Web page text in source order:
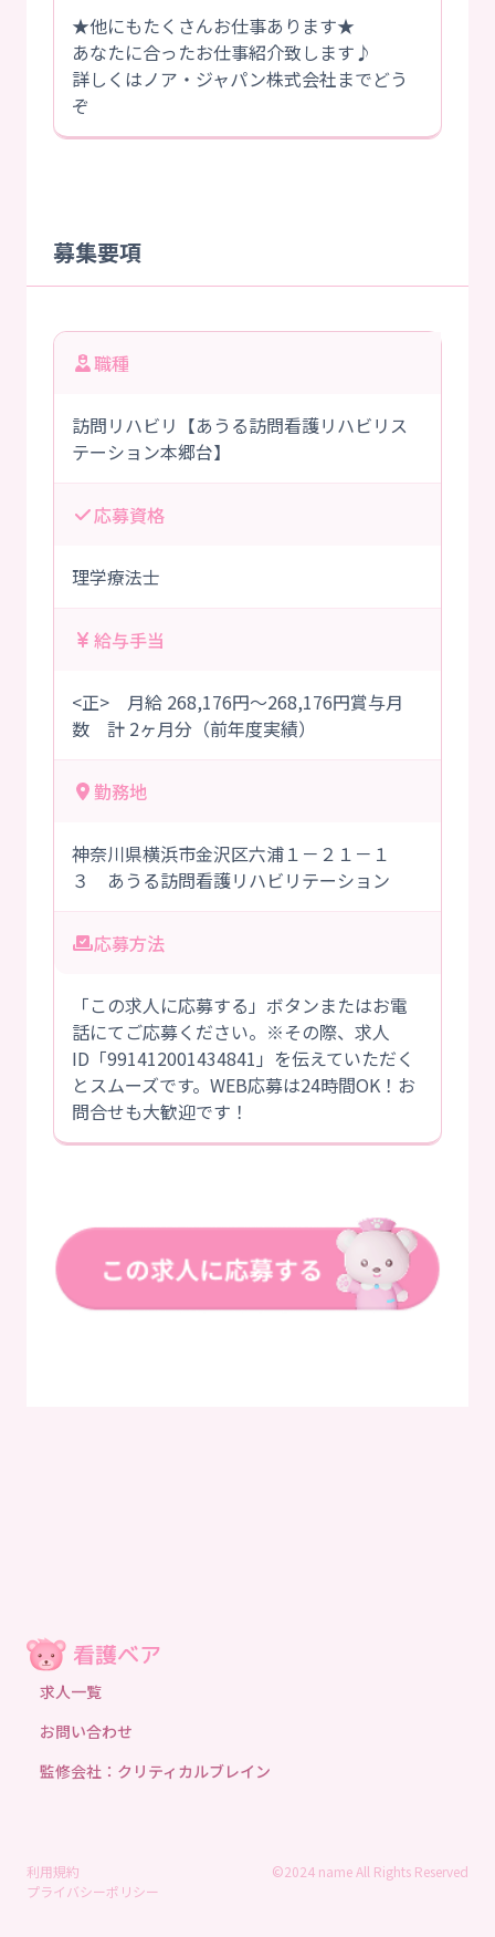
★他にもたくさんお仕事あります★
あなたに合ったお仕事紹介致します♪
詳しくはノア・ジャパン株式会社までどう
ぞ
募集要項
職種
訪問リハビリ【あうる訪問看護リハビリス
テーション本郷台】
応募資格
理学療法士
給与手当
<正> 月給 268,176円～268,176円賞与月
数 計 2ヶ月分（前年度実績）
勤務地
神奈川県横浜市金沢区六浦１－２１－１
３ あうる訪問看護リハビリテーション
応募方法
「この求人に応募する」ボタンまたはお電
話にてご応募ください。※その際、求人
ID「991412001434841」を伝えていただく
とスムーズです。WEB応募は24時間OK！お
問合せも大歓迎です！
求人一覧
お問い合わせ
監修会社：クリティカルブレイン
利用規約
プライバシーポリシー
©2024 name All Rights Reserved